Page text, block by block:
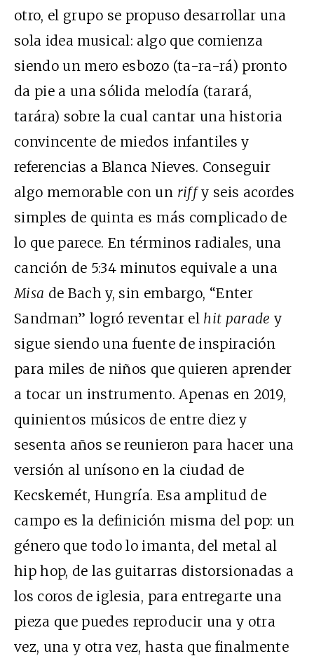
otro, el grupo se propuso desarrollar una
sola idea musical: algo que comienza
siendo un mero esbozo (ta-ra-rá) pronto
da pie a una sólida melodía (tarará,
tarára) sobre la cual cantar una historia
convincente de miedos infantiles y
referencias a Blanca Nieves. Conseguir
algo memorable con un riffy seis acordes
simples de quinta es más complicado de
lo que parece. En términos radiales, una
canción de 5:34 minutos equivale a una
Misa de Bach y, sin embargo, “Enter
Sandman” logró reventar el hit parade y
sigue siendo una fuente de inspiración
para miles de niños que quieren aprender
a tocar un instrumento. Apenas en 2019,
quinientos músicos de entre diez y
sesenta años se reunieron para hacer una
versión al unísono en la ciudad de
Kecskemét, Hungría. Esa amplitud de
campo es la definición misma del pop: un
género que todo lo imanta, del metal al
hip hop, de las guitarras distorsionadas a
los coros de iglesia, para entregarte una
pieza que puedes reproducir una y otra
vez, una y otra vez, hasta que finalmente